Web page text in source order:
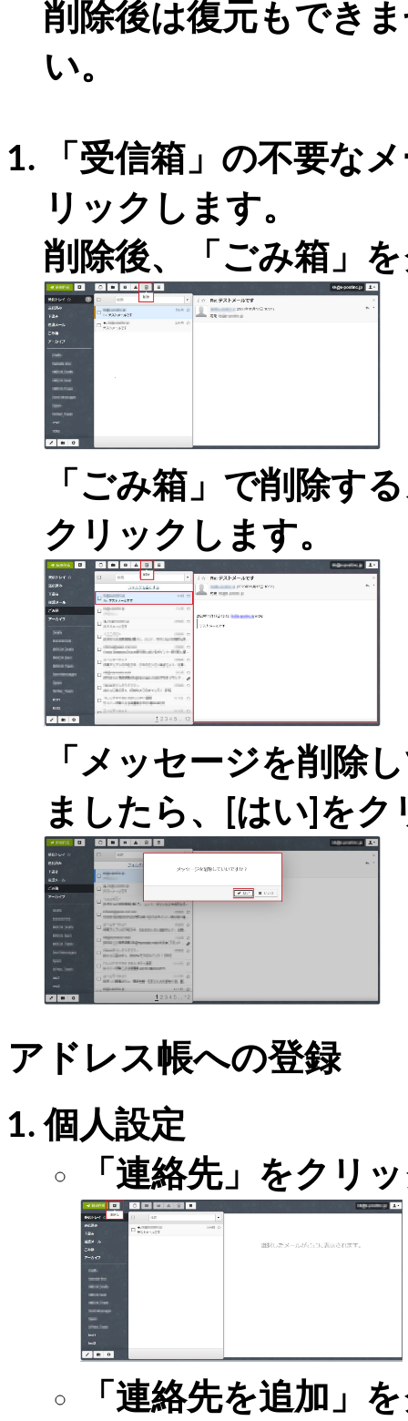
削除後は復元もでき
い。
「受信箱」の不要な
リックします。
削除後、「ごみ箱」
「ごみ箱」で削除す
クリックします。
「メッセージを削除
ましたら、[はい]を
アドレス帳への登録
個人設定
「連絡先」をクリ
「連絡先を追加」